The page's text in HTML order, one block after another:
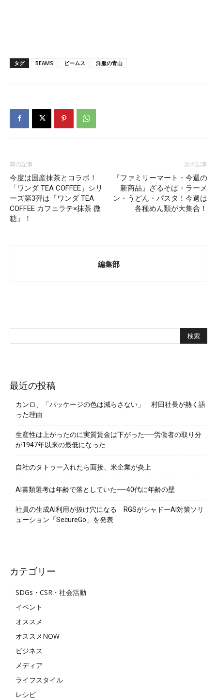
タグ BEAMS ビームス 洋服の青山
前の記事
今度は国産抹茶とコラボ！
「ワンダ TEA COFFEE」シリ
ーズ第3弾は『ワンダ TEA
COFFEE カフェラテ×抹茶 微
糖』！
次の記事
『ファミリーマート・今週の
新商品』ざるそば・ラーメ
ン・うどん・パスタ！今週は
各種めん類が大集合！
編集部
最近の投稿
カンロ、「パッケージの色は減らさない」 村田社長が熱く語
った理由
生産性は上がったのに実質賃金は下がった──労働者の取り分
が1947年以来の最低になった
自社のタトゥー入れたら面接、米企業が炎上
AI書類選考は年齢で落としていた──40代に年齢の壁
社員の生成AI利用が抜け穴になる RGSがシャドーAI対策ソリ
ューション「SecureGo」を発表
カテゴリー
SDGs・CSR・社会活動
イベント
オススメ
オススメNOW
ビジネス
メディア
ライフスタイル
レシピ